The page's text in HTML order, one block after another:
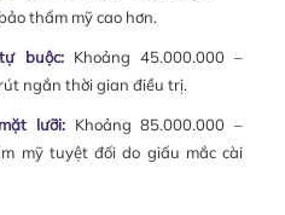
thẩm mỹ cao hơn.
buộc:Khoảng 45.000.000 –
ngắn thời gian điều trị.
lưỡi:Khoảng 85.000.000 –
mỹ tuyệt đối do giấu mắc cài